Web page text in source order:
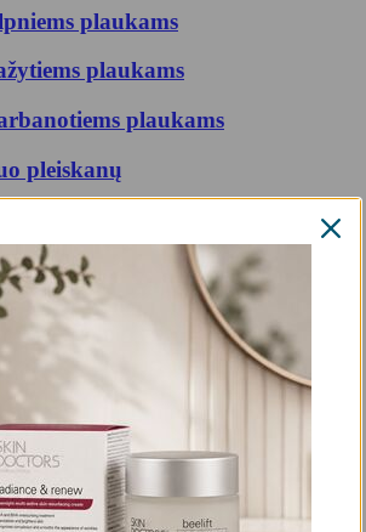
plaukams
plaukams
plaukams
pleiskanų
pažeistiems plaukams
plaukams
tipų plaukams
Įprasti šampūnai
Sausi šampūnai